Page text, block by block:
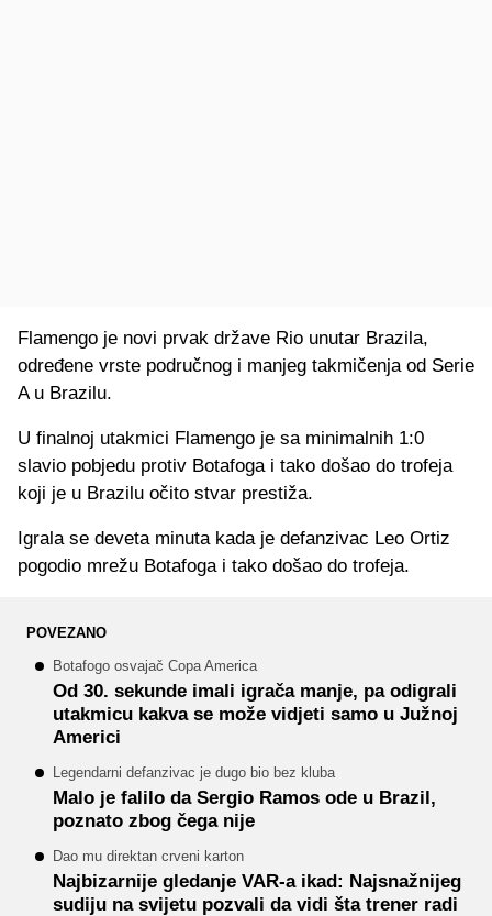
Flamengo je novi prvak države Rio unutar Brazila,
određene vrste područnog i manjeg takmičenja od Serie
A u Brazilu.
U finalnoj utakmici Flamengo je sa minimalnih 1:0
slavio pobjedu protiv Botafoga i tako došao do trofeja
koji je u Brazilu očito stvar prestiža.
Igrala se deveta minuta kada je defanzivac Leo Ortiz
pogodio mrežu Botafoga i tako došao do trofeja.
POVEZANO
Botafogo osvajač Copa America
Od 30. sekunde imali igrača manje, pa odigrali
utakmicu kakva se može vidjeti samo u Južnoj
Americi
Legendarni defanzivac je dugo bio bez kluba
Malo je falilo da Sergio Ramos ode u Brazil,
poznato zbog čega nije
Dao mu direktan crveni karton
Najbizarnije gledanje VAR-a ikad: Najsnažnijeg
sudiju na svijetu pozvali da vidi šta trener radi